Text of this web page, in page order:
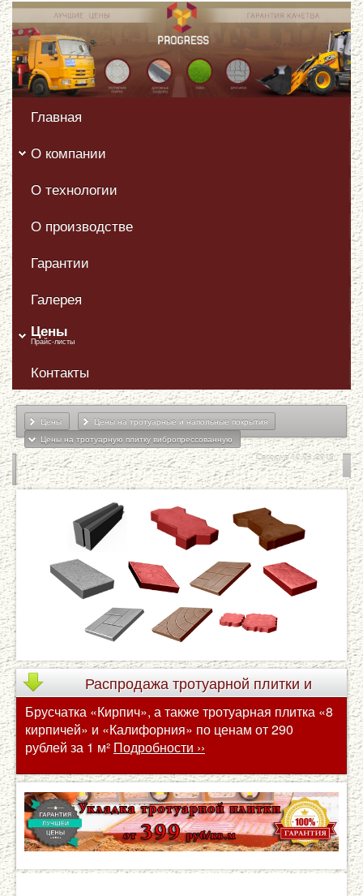
Главная
О компании
О технологии
О производстве
Гарантии
Галерея
Цены
Прайс-листы
Контакты
Цены
Цены на тротуарные и напольные покрытия
Цены на тротуарную плитку вибропрессованную
Сегодня 10.01.2019
Распродажатротуарной плитки и
брусчатки по сниженным ценам
Брусчатка «Кирпич», а также тротуарная плитка «8
кирпичей» и «Калифорния» по ценам от 290
рублей за 1 м² Подробности ››